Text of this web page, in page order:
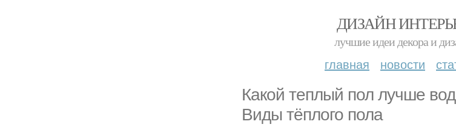
ДИЗАЙН
лучшие идеи декора и
главная новости
Какой теплый пол лучше
Виды тёплого пола